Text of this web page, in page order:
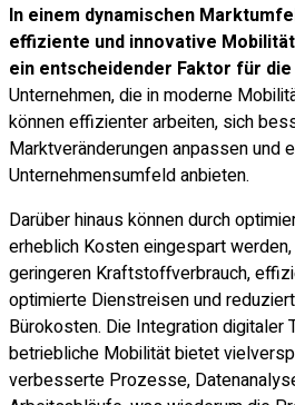
In einem dynamischen
effiziente und innovative
ein entscheidender Faktor für
Unternehmen, die in moderne
können effizienter arbeiten, sich
Marktveränderungen anpassen und
Unternehmensumfeld anbieten.
Darüber hinaus können durch
erheblich Kosten eingespart
geringeren Kraftstoffverbrauch,
optimierte Dienstreisen und
Bürokosten. Die Integration digitaler
betriebliche Mobilität bietet
verbesserte Prozesse,